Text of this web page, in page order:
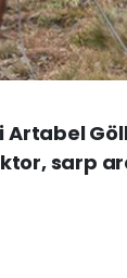
Artabel
sarp